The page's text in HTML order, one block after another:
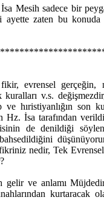
Mesih sadece bir
zaten bu konuda
evrensel gerçeğin,
v.s.
hıristiyanlığın son
Hz. İsa tarafından
de denildiği
nedir, Tek
gelir ve anlamı
kurtaracak